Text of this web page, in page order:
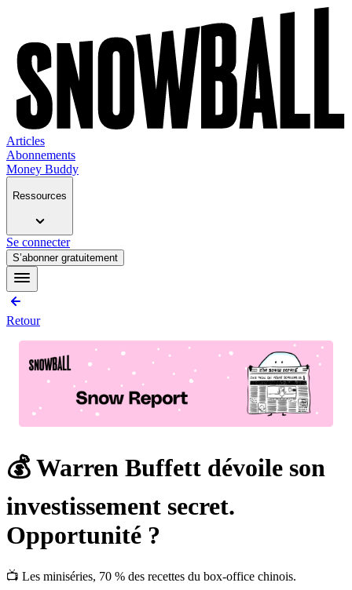
Articles
Abonnements
Money Buddy
Ressources
Se connecter
S’abonner gratuitement
Retour
💰 Warren Buffett dévoile son
investissement secret.
Opportunité ?
📺 Les miniséries, 70 % des recettes du box-office chinois.